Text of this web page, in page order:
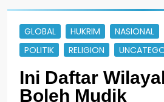
GLOBAL HUKRIM NASIONAL
POLITIK
RELIGION
Ini Daftar
Boleh Mudik